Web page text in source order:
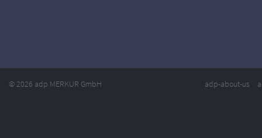
© 2026 adp MERKUR GmbH adp-about-us